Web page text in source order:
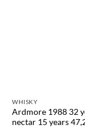
WHISKY
Ardmore 1988 32
nectar 15 years